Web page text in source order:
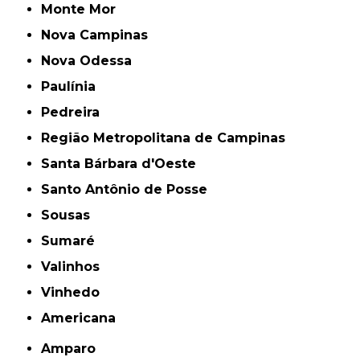
Monte Mor
Nova Campinas
Nova Odessa
Paulínia
Pedreira
Região Metropolitana de Campinas
Santa Bárbara d'Oeste
Santo Antônio de Posse
Sousas
Sumaré
Valinhos
Vinhedo
americana
Amparo